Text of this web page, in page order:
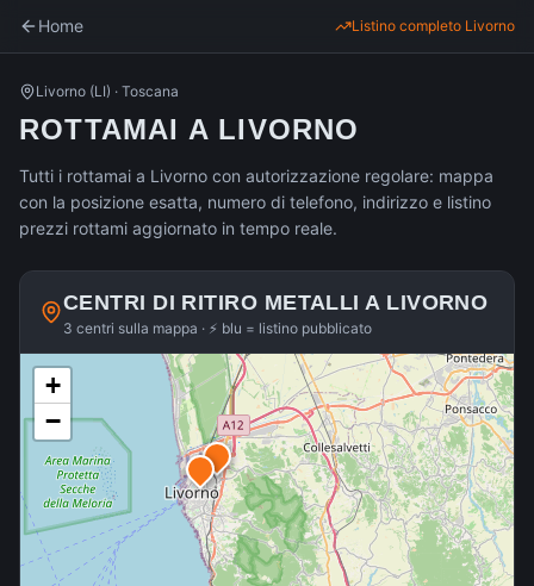
Home Listino completo Livorno
Livorno (LI) · Toscana
ROTTAMAI A LIVORNO
Tutti i rottamai a Livorno con autorizzazione regolare: mappa
con la posizione esatta, numero di telefono, indirizzo e listino
prezzi rottami aggiornato in tempo reale.
CENTRI DI RITIRO METALLI A LIVORNO
3 centri sulla mappa · ⚡ blu = listino pubblicato
+
−